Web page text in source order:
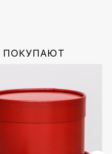
ПОКУПАЮТ